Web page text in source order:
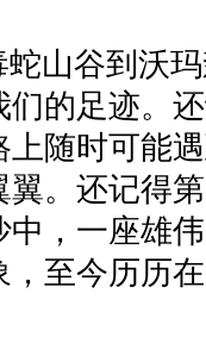
山谷到沃
的足迹。
随时可能
。还记得
，一座雄
，至今历历